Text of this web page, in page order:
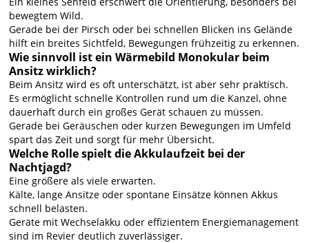
bewegtem Wild.
Gerade bei der Pirsch oder bei schnellen Blicken ins Gelände
hilft ein breites Sichtfeld, Bewegungen frühzeitig zu erkennen.
Wie sinnvoll ist ein Wärmebild Monokular beim
Ansitz wirklich?
Beim Ansitz wird es oft unterschätzt, ist aber sehr praktisch.
Es ermöglicht schnelle Kontrollen rund um die Kanzel, ohne
dauerhaft durch ein großes Gerät schauen zu müssen.
Gerade bei Geräuschen oder kurzen Bewegungen im Umfeld
spart das Zeit und sorgt für mehr Übersicht.
Welche Rolle spielt die Akkulaufzeit bei der
Nachtjagd?
Eine größere als viele erwarten.
Kälte, lange Ansitze oder spontane Einsätze können Akkus
schnell belasten.
Geräte mit Wechselakku oder effizientem Energiemanagement
sind im Revier deutlich zuverlässiger.